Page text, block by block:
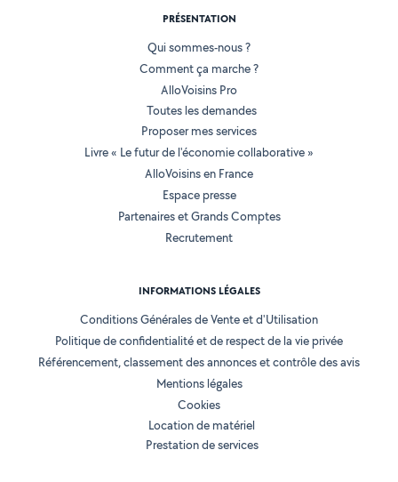
PRÉSENTATION
Qui sommes-nous ?
Comment ça marche ?
AlloVoisins Pro
Toutes les demandes
Proposer mes services
Livre « Le futur de l'économie collaborative »
AlloVoisins en France
Espace presse
Partenaires et Grands Comptes
Recrutement
INFORMATIONS LÉGALES
Conditions Générales de Vente et d'Utilisation
Politique de confidentialité et de respect de la vie privée
Référencement, classement des annonces et contrôle des avis
Mentions légales
Cookies
Location de matériel
Prestation de services